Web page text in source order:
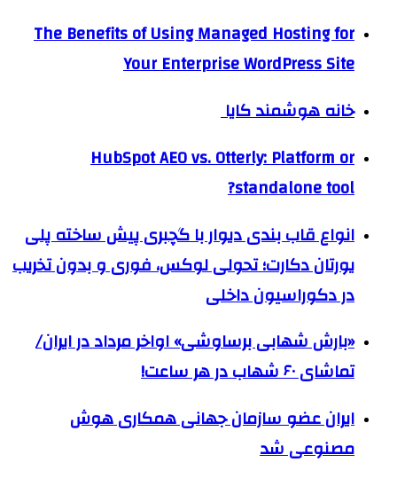
The Benefits of Using Managed Hosting for
Your Enterprise WordPress Site
خانه هوشمند کایا
HubSpot AEO vs. Otterly: Platform or
standalone tool?
انواع قاب بندی دیوار با گچبری پیش ساخته پلی
یورتان دکارت؛ تحولی لوکس، فوری و بدون تخریب
در دکوراسیون داخلی
«بارش شهابی برساوشی» اواخر مرداد در ایران/
تماشای ۶۰ شهاب در هر ساعت!
ایران عضو سازمان جهانی همکاری هوش
مصنوعی شد